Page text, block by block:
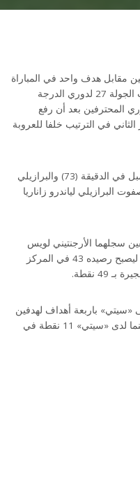
مقابل هدف واحد في المباراة
التي جمعتهما اليوم الأثنين ضمن منافسات الجولة 27 لدوري الدرجة
المحترفين بعد أن رفع
الثاني في الترتيب خلفا للعروبة
وسجل هدفي دبا الحصن المالي بولينغ ديمبل في الدقيقة (73) والبرازيلي
مصفوت البرازيلي لياندرو زاناريا
سجلهما الأرجنتيني لويس
مارسيلو (32) والسنغالي بابي بكاري (61) ليصبح رصيده 43 في المركز
49 نقطة.
باربعة أهداف لهدفين
ليصبح رصيده 26 نقطة في المركز 13، بينما لدى «سيتي» 11 نقطة في